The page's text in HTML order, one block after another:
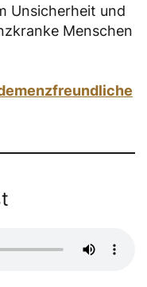
Unsicherheit und
Menschen